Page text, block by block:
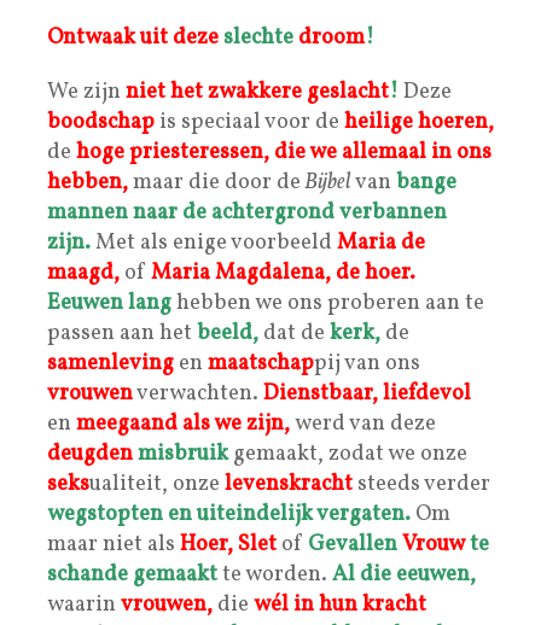
Ontwaak uit deze slechte droom!
We zijn niethet zwakkere geslacht! Deze
boodschap is speciaal voor de heilige hoeren,
de hoge priesteressen, die we allemaal in ons
hebben,maar die door deBijbelvan bange
mannennaar de achtergrondverbannen
zijn.Met als enige voorbeeld Maria de
maagd, of Maria Magdalena, de hoer.
Eeuwen langhebben we ons proberen aan te
passen aan het beeld, dat de kerk, de
samenleving en maatschappij van ons
vrouwenverwachten. Dienstbaar, liefdevol
en meegaand als we zijn,werd van deze
deugdenmisbruik gemaakt, zodat we onze
seksualiteit, onze levenskracht steeds verder
wegstopten en uiteindelijk vergaten. Om
maar niet als Hoer, Slet of GevallenVrouwte
schande gemaaktte worden. Al die eeuwen,
waarin vrouwen, die wél in hunkracht